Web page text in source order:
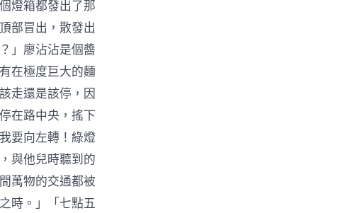
燈箱都發出了那
部冒出，散發出
」廖沾沾是個醬
在極度巨大的麵
走還是該停，因
在路中央，搖下
要向左轉！綠燈
與他兒時聽到的
萬物的交通都被
時。」「七點五